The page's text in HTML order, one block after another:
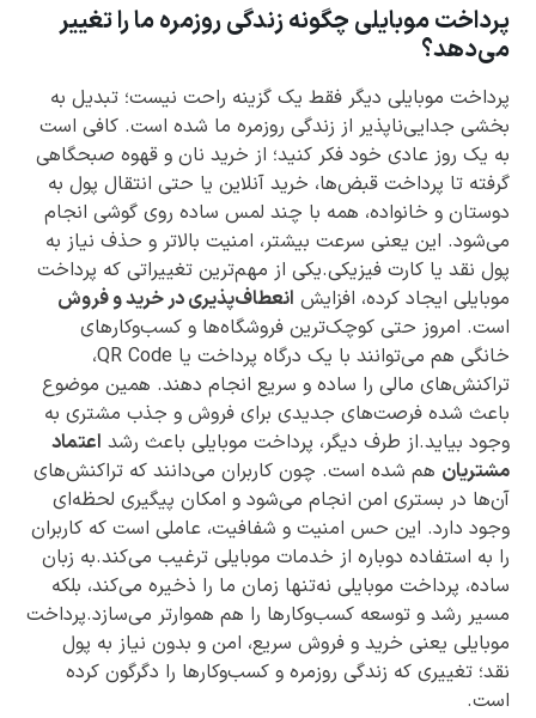
پرداخت موبایلی چگونه زندگی روزمره ما را تغییر
می‌دهد؟
پرداخت موبایلی دیگر فقط یک گزینه راحت نیست؛ تبدیل به
بخشی جدایی‌ناپذیر از زندگی روزمره ما شده است. کافی است
به یک روز عادی خود فکر کنید؛ از خرید نان و قهوه صبحگاهی
گرفته تا پرداخت قبض‌ها، خرید آنلاین یا حتی انتقال پول به
دوستان و خانواده، همه با چند لمس ساده روی گوشی انجام
می‌شود. این یعنی سرعت بیشتر، امنیت بالاتر و حذف نیاز به
پول نقد یا کارت فیزیکی.یکی از مهم‌ترین تغییراتی که پرداخت
موبایلی ایجاد کرده، افزایش انعطاف‌پذیری در خرید و فروش
است. امروز حتی کوچک‌ترین فروشگاه‌ها و کسب‌وکارهای
خانگی هم می‌توانند با یک درگاه پرداخت یا QR Code،
تراکنش‌های مالی را ساده و سریع انجام دهند. همین موضوع
باعث شده فرصت‌های جدیدی برای فروش و جذب مشتری به
وجود بیاید.از طرف دیگر، پرداخت موبایلی باعث رشد اعتماد
مشتریان هم شده است. چون کاربران می‌دانند که تراکنش‌های
آن‌ها در بستری امن انجام می‌شود و امکان پیگیری لحظه‌ای
وجود دارد. این حس امنیت و شفافیت، عاملی است که کاربران
را به استفاده دوباره از خدمات موبایلی ترغیب می‌کند.به زبان
ساده، پرداخت موبایلی نه‌تنها زمان ما را ذخیره می‌کند، بلکه
مسیر رشد و توسعه کسب‌وکارها را هم هموارتر می‌سازد.پرداخت
موبایلی یعنی خرید و فروش سریع، امن و بدون نیاز به پول
نقد؛ تغییری که زندگی روزمره و کسب‌وکارها را دگرگون کرده
است.